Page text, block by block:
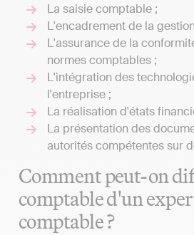
La saisie comptable ;
L'encadrement de la
L'assurance de la
normes comptables ;
L'intégration des
l'entreprise ;
La réalisation d'états
La présentation des
autorités compétentes sur
Comment peut-on
comptable d'un
comptable ?